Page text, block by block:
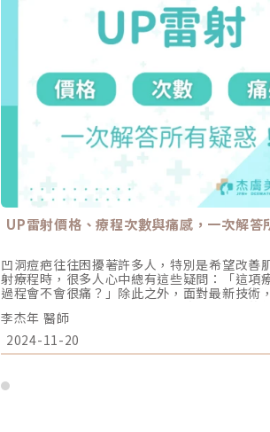
UP雷射價格、療程次數與痛感，一次解答
凹洞痘疤往往困擾著許多人，特別是希望改善
射療程時，很多人心中總有這些疑問：「這項
過程會不會很痛？」除此之外，面對最新技術
理想，還是會出現「花了大錢卻收效不大」的
技，效果令人期待，但不少人因為價格和痛感
成為大家最佳理想的選擇呢？杰膚美診所—李
UP雷射，達到更理想的效果，同時降低負擔
而猶豫不決。本篇將帶您了解現今痘疤雷射治
並解釋為什麼杰膚美診所推薦「複合式痘疤治
李杰年 醫師
2024-11-20